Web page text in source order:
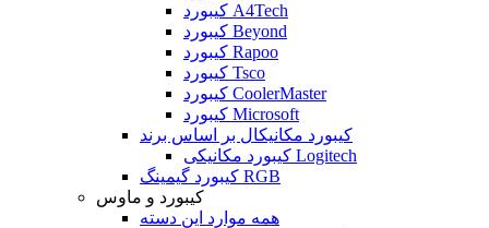
کیبورد A4Tech
کیبورد Beyond
کیبورد Rapoo
کیبورد Tsco
کیبورد CoolerMaster
کیبورد Microsoft
کیبورد مکانیکال بر اساس برند
کیبورد مکانیکی Logitech
کیبورد گیمینگ RGB
کیبورد و ماوس
همه موارد این دسته